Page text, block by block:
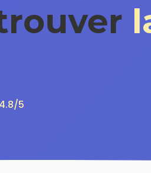
4.8/5